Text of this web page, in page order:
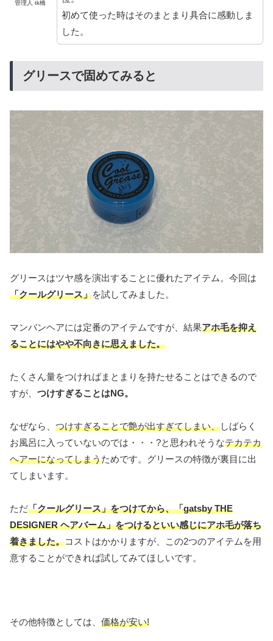
管理人 tk橋
初めて使った時はそのまとまり具合に感動しま
した。
グリースで固めてみると
グリースはツヤ感を演出することに優れたアイテム。今回は
「クールグリース」を試してみました。
マンバンヘアには定番のアイテムですが、結果アホ毛を抑え
ることにはやや不向きに思えました。
たくさん量をつければまとまりを持たせることはできるので
すが、 つけすぎることはNG。
なぜなら、 つけすぎることで艶が出すぎてしまい、しばらく
お風呂に入っていないのでは・・・?と思われそうなテカテカ
ヘアーになってしまうためです。グリースの特徴が裏目に出
てしまいます。
ただ「クールグリース」をつけてから、「gatsby THE
DESIGNER ヘアバーム」をつけるといい感じにアホ毛が落ち
着きました。コストはかかりますが、この2つのアイテムを用
意することができれば試してみてほしいです。
その他特徴としては、 価格が安い!